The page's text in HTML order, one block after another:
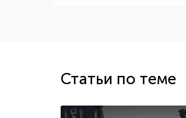
Статьи по теме